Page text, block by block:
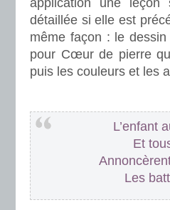
application une leçon
détaillée si elle est
même façon : le
pour Cœur de pierre
puis les couleurs et les
L’enfant
Et
Les